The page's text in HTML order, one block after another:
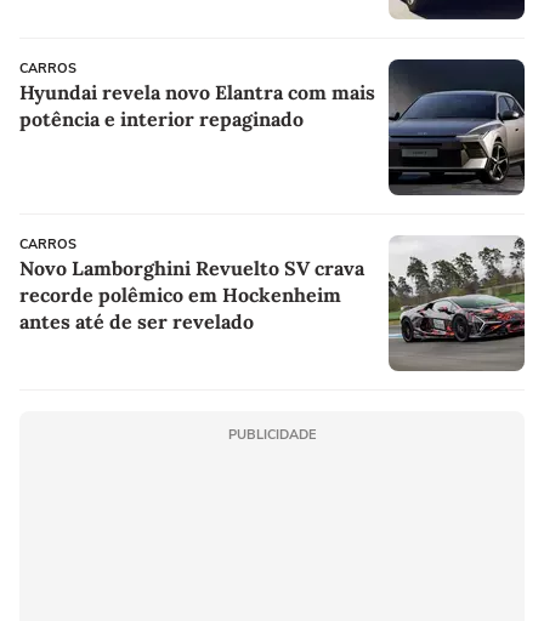
CARROS
Hyundai revela novo Elantra com mais
potência e interior repaginado
CARROS
Novo Lamborghini Revuelto SV crava
recorde polêmico em Hockenheim
antes até de ser revelado
PUBLICIDADE